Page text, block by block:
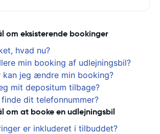
om eksisterende bookinger
hvad nu?
min booking af udlejningsbil?
kan jeg ændre min booking?
mit depositum tilbage?
dit telefonnummer?
om at booke en udlejningsbil
er inkluderet i tilbuddet?